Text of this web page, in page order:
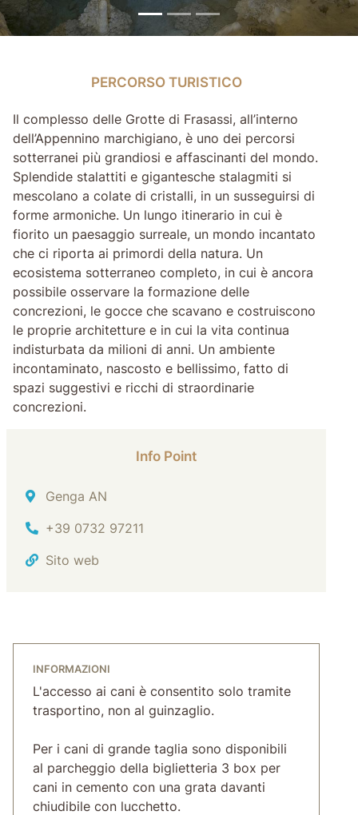
PERCORSO TURISTICO
Il complesso delle Grotte di Frasassi, all’interno
dell’Appennino marchigiano, è uno dei percorsi
sotterranei più grandiosi e affascinanti del mondo.
Splendide stalattiti e gigantesche stalagmiti si
mescolano a colate di cristalli, in un susseguirsi di
forme armoniche. Un lungo itinerario in cui è
fiorito un paesaggio surreale, un mondo incantato
che ci riporta ai primordi della natura. Un
ecosistema sotterraneo completo, in cui è ancora
possibile osservare la formazione delle
concrezioni, le gocce che scavano e costruiscono
le proprie architetture e in cui la vita continua
indisturbata da milioni di anni. Un ambiente
incontaminato, nascosto e bellissimo, fatto di
spazi suggestivi e ricchi di straordinarie
concrezioni.
Info Point
Indirizzo
Genga AN
Tel.
+39 0732 97211
Sito web
INFORMAZIONI
L'accesso ai cani è consentito solo tramite
trasportino, non al guinzaglio.
Per i cani di grande taglia sono disponibili
al parcheggio della biglietteria 3 box per
cani in cemento con una grata davanti
chiudibile con lucchetto.